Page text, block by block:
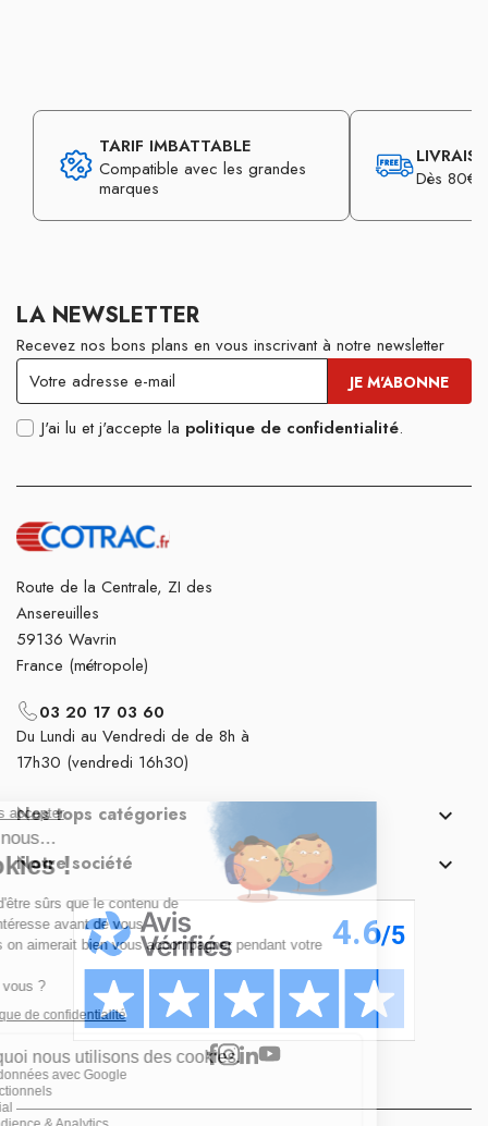
TARIF IMBATTABLE
Compatible avec les grandes
marques
Dès 80€
LA NEWSLETTER
Recevez nos bons plans en vous inscrivant à notre newsletter
J'ai lu et j'accepte la politique de confidentialité.
Route de la Centrale, ZI des
Ansereuilles
59136 Wavrin
France (métropole)
03 20 17 03 60
Du Lundi au Vendredi de de 8h à
17h30 (vendredi 16h30)
Nos tops catégories 
Notre société 